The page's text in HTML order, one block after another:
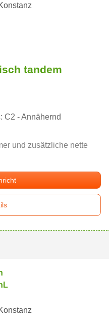
tandem
C2 - Annähernd
und zusätzliche nette